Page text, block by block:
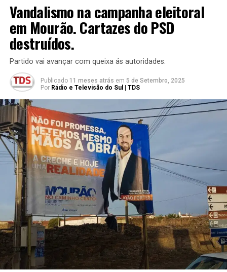
Vandalismo na campanha eleitoral
em Mourão. Cartazes do PSD
destruídos.
Partido vai avançar com queixa ás autoridades.
Publicado 11 meses atrás em 5 de Setembro, 2025
Por Rádio e Televisão do Sul | TDS